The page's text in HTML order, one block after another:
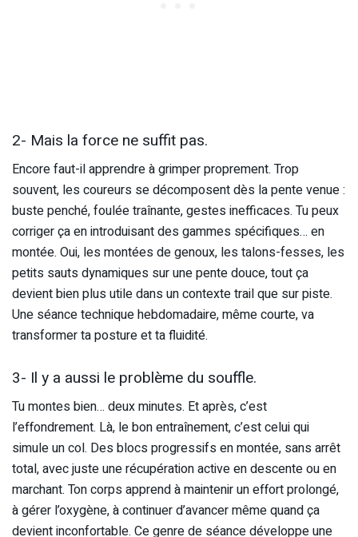
2- Mais la force ne suffit pas.
Encore faut-il apprendre à grimper proprement. Trop
souvent, les coureurs se décomposent dès la pente venue :
buste penché, foulée traînante, gestes inefficaces. Tu peux
corriger ça en introduisant des gammes spécifiques… en
montée. Oui, les montées de genoux, les talons-fesses, les
petits sauts dynamiques sur une pente douce, tout ça
devient bien plus utile dans un contexte trail que sur piste.
Une séance technique hebdomadaire, même courte, va
transformer ta posture et ta fluidité.
3- Il y a aussi le problème du souffle.
Tu montes bien… deux minutes. Et après, c’est
l’effondrement. Là, le bon entraînement, c’est celui qui
simule un col. Des blocs progressifs en montée, sans arrêt
total, avec juste une récupération active en descente ou en
marchant. Ton corps apprend à maintenir un effort prolongé,
à gérer l’oxygène, à continuer d’avancer même quand ça
devient inconfortable. Ce genre de séance développe une